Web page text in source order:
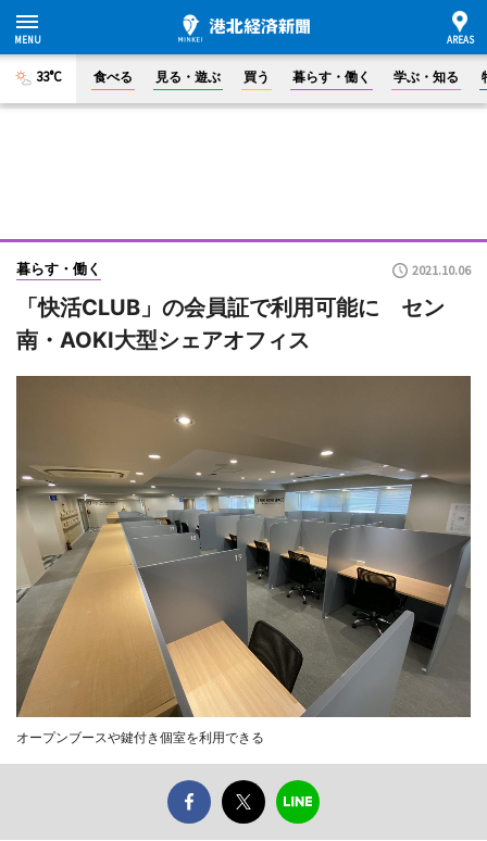
33°C 食べる 見る・遊ぶ 買う 暮らす・働く 学ぶ・知る
暮らす・働く 2021.10.06
「快活CLUB」の会員証で利用可能に セン
南・AOKI大型シェアオフィス
オープンブースや鍵付き個室を利用できる